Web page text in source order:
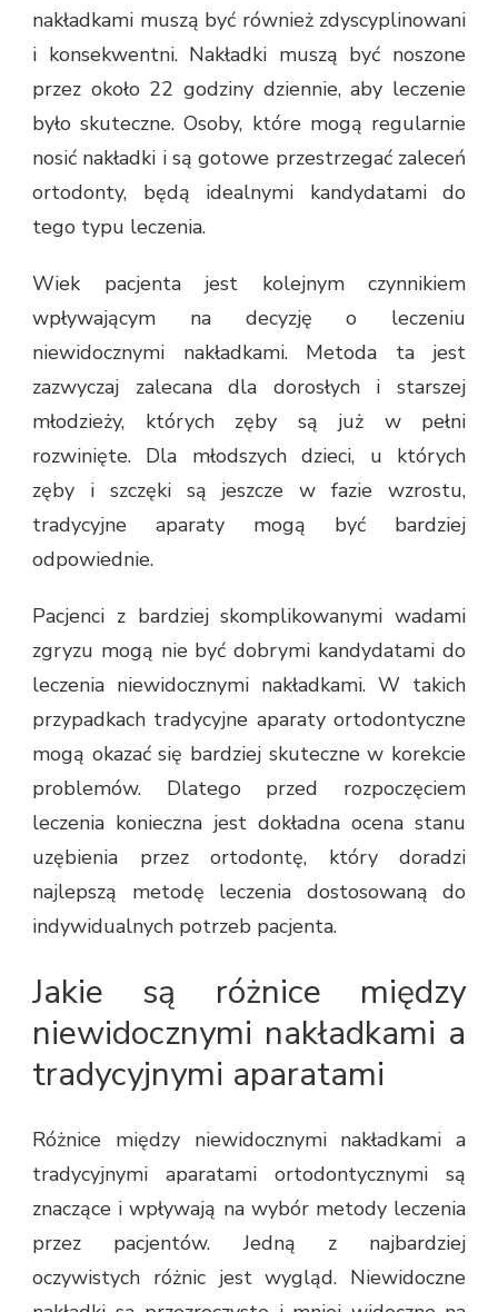
nakładkami muszą być również zdyscyplinowani
i konsekwentni. Nakładki muszą być noszone
przez około 22 godziny dziennie, aby leczenie
było skuteczne. Osoby, które mogą regularnie
nosić nakładki i są gotowe przestrzegać zaleceń
ortodonty, będą idealnymi kandydatami do
tego typu leczenia.
Wiek pacjenta jest kolejnym czynnikiem
wpływającym na decyzję o leczeniu
niewidocznymi nakładkami. Metoda ta jest
zazwyczaj zalecana dla dorosłych i starszej
młodzieży, których zęby są już w pełni
rozwinięte. Dla młodszych dzieci, u których
zęby i szczęki są jeszcze w fazie wzrostu,
tradycyjne aparaty mogą być bardziej
odpowiednie.
Pacjenci z bardziej skomplikowanymi wadami
zgryzu mogą nie być dobrymi kandydatami do
leczenia niewidocznymi nakładkami. W takich
przypadkach tradycyjne aparaty ortodontyczne
mogą okazać się bardziej skuteczne w korekcie
problemów. Dlatego przed rozpoczęciem
leczenia konieczna jest dokładna ocena stanu
uzębienia przez ortodontę, który doradzi
najlepszą metodę leczenia dostosowaną do
indywidualnych potrzeb pacjenta.
Jakie są różnice między
niewidocznymi nakładkami a
tradycyjnymi aparatami
Różnice między niewidocznymi nakładkami a
tradycyjnymi aparatami ortodontycznymi są
znaczące i wpływają na wybór metody leczenia
przez pacjentów. Jedną z najbardziej
oczywistych różnic jest wygląd. Niewidoczne